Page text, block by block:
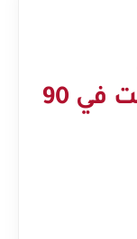
سوشيال ميديا بوست في 90